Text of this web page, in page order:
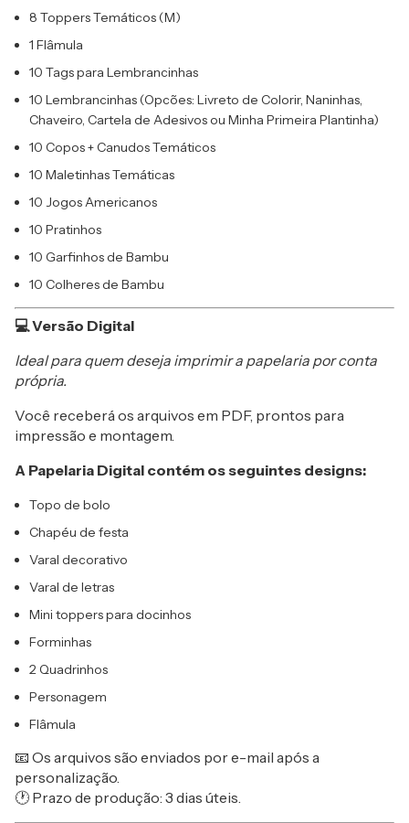
8 Toppers Temáticos (M)
1 Flâmula
10 Tags para Lembrancinhas
10 Lembrancinhas (Opcões: Livreto de Colorir, Naninhas,
Chaveiro, Cartela de Adesivos ou Minha Primeira Plantinha)
10 Copos + Canudos Temáticos
10 Maletinhas Temáticas
10 Jogos Americanos
10 Pratinhos
10 Garfinhos de Bambu
10 Colheres de Bambu
💻 Versão Digital
Ideal para quem deseja imprimir a papelaria por conta
própria.
Você receberá os arquivos em PDF, prontos para
impressão e montagem.
A Papelaria Digital contém os seguintes designs:
Topo de bolo
Chapéu de festa
Varal decorativo
Varal de letras
Mini toppers para docinhos
Forminhas
2 Quadrinhos
Personagem
Flâmula
📧 Os arquivos são enviados por e-mail após a
personalização.
🕐 Prazo de produção: 3 dias úteis.